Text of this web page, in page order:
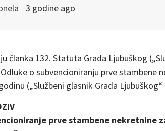
3 godine ago
članka 132. Statuta Grada Ljubuškog
o subvencioniranju prve stambene
(„Službeni glasnik Grada
prve stambene nekretnine